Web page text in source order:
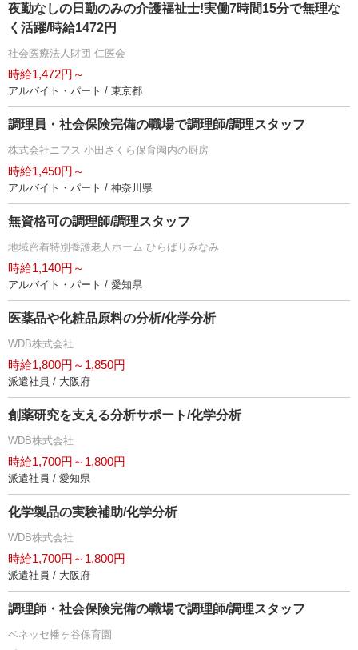
夜勤なしの日勤のみの介護福祉士!実働7時間15分で無理な
く活躍/時給1472円
社会医療法人財団 仁医会
時給1,472円～
アルバイト・パート / 東京都
調理員・社会保険完備の職場で調理師/調理スタッフ
株式会社ニフス 小田さくら保育園内の厨房
時給1,450円～
アルバイト・パート / 神奈川県
無資格可の調理師/調理スタッフ
地域密着特別養護老人ホーム ひらばりみなみ
時給1,140円～
アルバイト・パート / 愛知県
医薬品や化粧品原料の分析/化学分析
WDB株式会社
時給1,800円～1,850円
派遣社員 / 大阪府
創薬研究を支える分析サポート/化学分析
WDB株式会社
時給1,700円～1,800円
派遣社員 / 愛知県
化学製品の実験補助/化学分析
WDB株式会社
時給1,700円～1,800円
派遣社員 / 大阪府
調理師・社会保険完備の職場で調理師/調理スタッフ
ベネッセ幡ヶ谷保育園